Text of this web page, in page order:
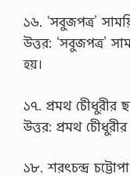
১৬. ‘সবুজপত্র’
উত্তর: ‘সবুজপত্র’
হয়।
১৭. প্রমথ চেীধুরীর
উত্তর: প্রমথ
১৮. শরৎচন্দ্র